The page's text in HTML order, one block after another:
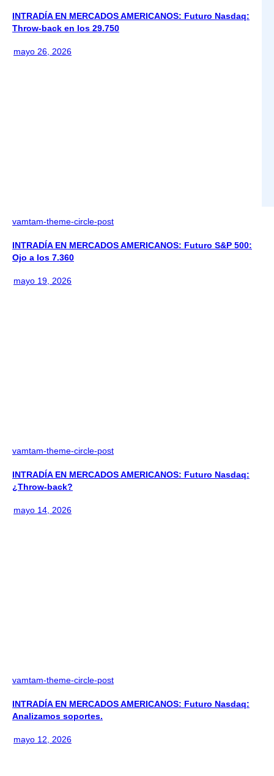
INTRADÍA EN MERCADOS AMERICANOS: Futuro Nasdaq:
Throw-back en los 29.750
mayo 26, 2026
vamtam-theme-circle-post
INTRADÍA EN MERCADOS AMERICANOS: Futuro S&P 500:
Ojo a los 7.360
mayo 19, 2026
vamtam-theme-circle-post
INTRADÍA EN MERCADOS AMERICANOS: Futuro Nasdaq:
¿Throw-back?
mayo 14, 2026
vamtam-theme-circle-post
INTRADÍA EN MERCADOS AMERICANOS: Futuro Nasdaq:
Analizamos soportes.
mayo 12, 2026